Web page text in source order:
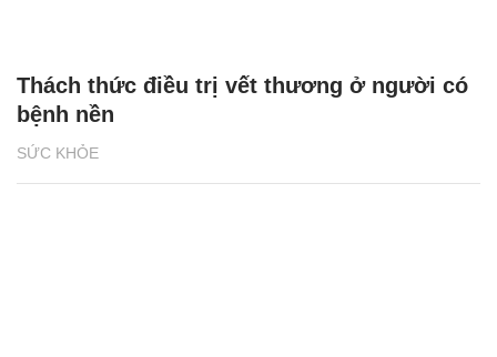
SỨC KHỎE
Thách thức điều trị vết thương ở người có
bệnh nền